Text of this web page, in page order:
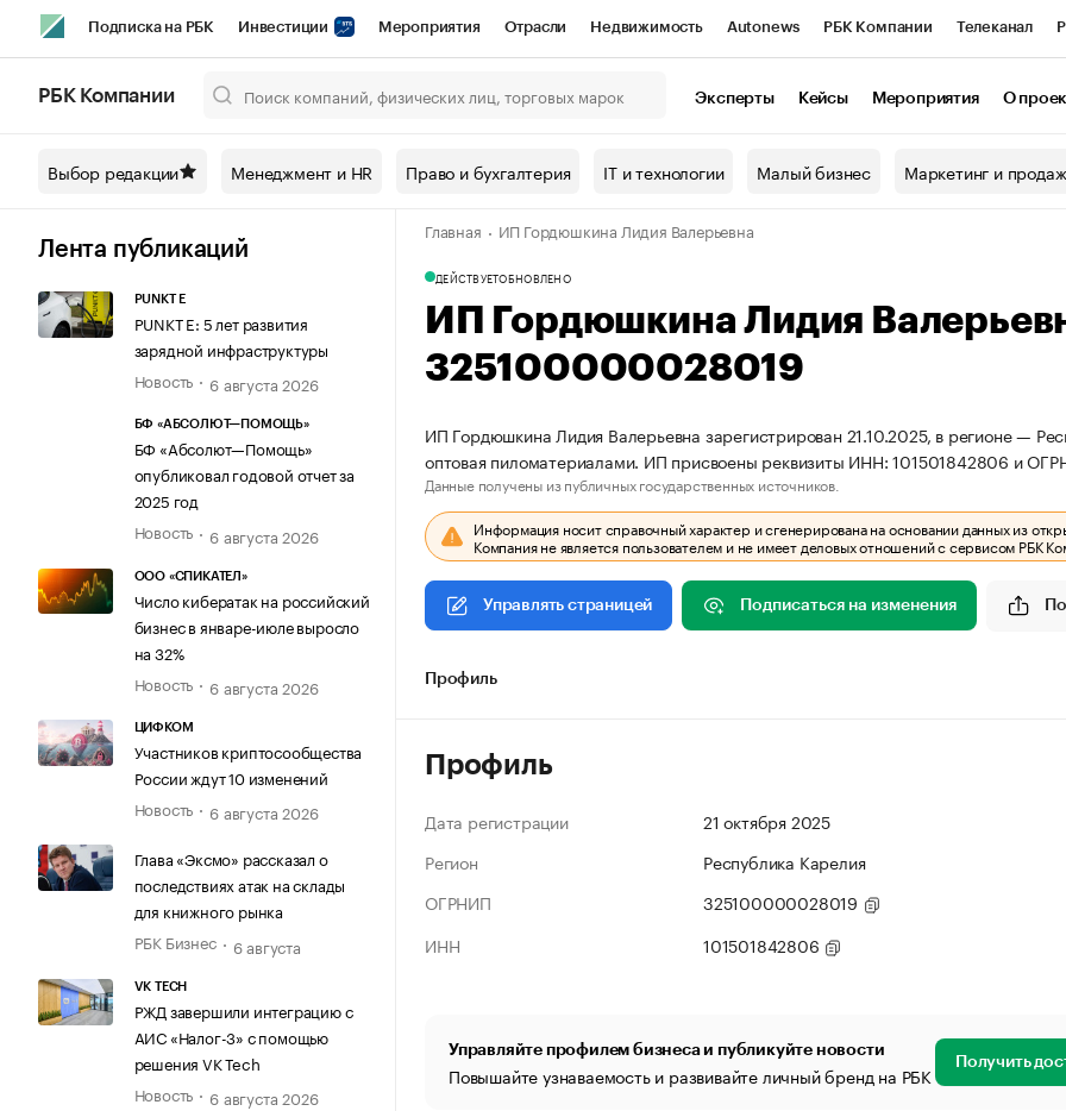
Подписка на РБК Инвестиции Мероприятия Отрасли Недвижимость Autonews РБК Компании Телеканал
Спецпроекты СПб Конференции СПб Спецпроекты Проверка контрагентов
Технологии и медиа Рынок наличной валюты
РБК Компании Эксперты Кейсы Мероприятия О
Выбор редакции Менеджмент и HR Право и бухгалтерия IT и технологии Малый бизнес Маркетинг и
Лента публикаций
PUNKT E
PUNKT E: 5 лет развития
зарядной инфраструктуры
Новость
6 августа 2026
БФ «АБСОЛЮТ—ПОМОЩЬ»
БФ «Абсолют—Помощь»
опубликовал годовой отчет за
2025 год
Новость
6 августа 2026
ООО «СПИКАТЕЛ»
Число кибератак на российский
бизнес в январе-июле выросло
на 32%
Новость
6 августа 2026
ЦИФКОМ
Участников криптосообщества
России ждут 10 изменений
Новость
6 августа 2026
Глава «Эксмо» рассказал о
последствиях атак на склады
для книжного рынка
РБК Бизнес
6 августа
VK TECH
РЖД завершили интеграцию с
АИС «Налог-3» с помощью
решения VK Tech
Новость
6 августа 2026
Главная ИП Гордюшкина Лидия Валерьевна
ДЕЙСТВУЕТОБНОВЛЕНО
ИП Гордюшкина Лидия
325100000028019
ИП Гордюшкина Лидия Валерьевна зарегистрирован 21.10.2025, в регионе —
оптовая пиломатериалами. ИП присвоены реквизиты ИНН: 101501842806 и
Данные получены из публичных государственных источников.
Информация носит справочный характер и сгенерирована на основании данных из
Компания не является пользователем и не имеет деловых отношений с сервисом РБК
Управлять страницей Подписаться на изменения
Профиль
Профиль
Дата регистрации
21 октября 2025
Регион
Республика Карелия
ОГРНИП
325100000028019
ИНН
101501842806
Управляйте профилем бизнеса и публикуйте новости
Повышайте узнаваемость и развивайте личный бренд на РБК Получить